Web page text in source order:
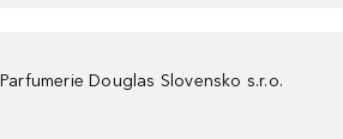
Parfumerie Douglas Slovensko s.r.o.